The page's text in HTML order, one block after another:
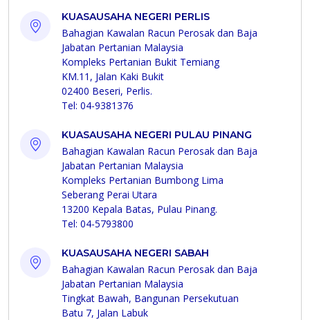
KUASAUSAHA NEGERI PERLIS
Bahagian Kawalan Racun Perosak dan Baja
Jabatan Pertanian Malaysia
Kompleks Pertanian Bukit Temiang
KM.11, Jalan Kaki Bukit
02400 Beseri, Perlis.
Tel: 04-9381376
KUASAUSAHA NEGERI PULAU PINANG
Bahagian Kawalan Racun Perosak dan Baja
Jabatan Pertanian Malaysia
Kompleks Pertanian Bumbong Lima
Seberang Perai Utara
13200 Kepala Batas, Pulau Pinang.
Tel: 04-5793800
KUASAUSAHA NEGERI SABAH
Bahagian Kawalan Racun Perosak dan Baja
Jabatan Pertanian Malaysia
Tingkat Bawah, Bangunan Persekutuan
Batu 7, Jalan Labuk